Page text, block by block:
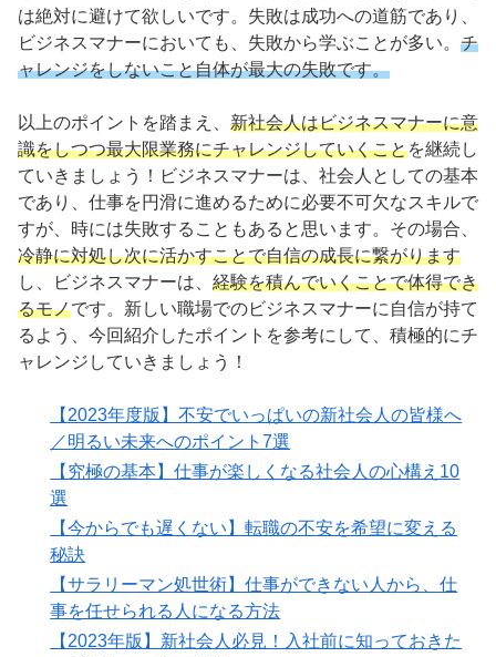
は絶対に避けて欲しいです。失敗は成功への道筋であり、
ビジネスマナーにおいても、失敗から学ぶことが多い。 チ
ャレンジをしないこと自体が最大の失敗です。
以上のポイントを踏まえ、 新社会人はビジネスマナーに意
識をしつつ最大限業務にチャレンジしていくことを継続し
ていきましょう！ビジネスマナーは、社会人としての基本
であり、仕事を円滑に進めるために必要不可欠なスキルで
すが、時には失敗することもあると思います。その場合、
冷静に対処し次に活かすことで自信の成長に繋がります
し、ビジネスマナーは、 経験を積んでいくことで体得でき
るモノです。新しい職場でのビジネスマナーに自信が持て
るよう、今回紹介したポイントを参考にして、積極的にチ
ャレンジしていきましょう！
【2023年度版】不安でいっぱいの新社会人の皆様へ
／明るい未来へのポイント7選
【究極の基本】仕事が楽しくなる社会人の心構え10
選
【今からでも遅くない】転職の不安を希望に変える
秘訣
【サラリーマン処世術】仕事ができない人から、仕
事を任せられる人になる方法
【2023年版】新社会人必見！入社前に知っておきた